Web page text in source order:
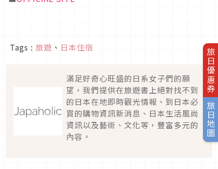
旅日優惠券
旅日地圖
Tags : 旅遊 、 日本住宿
滿足好奇心旺盛的日系女子們的願
望，我們提供在旅遊書上絕對找不到
的日本在地即時觀光情報、到日本必
買的購物資訊新消息、日本生活風尚
資訊以及藝術、文化等，豐富多元的
內容。